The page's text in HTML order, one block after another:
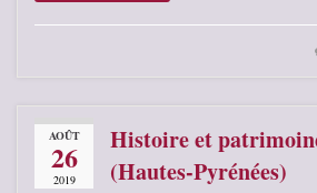
AOÛT
26
2019
Histoire et
(Hautes-Pyrénées)